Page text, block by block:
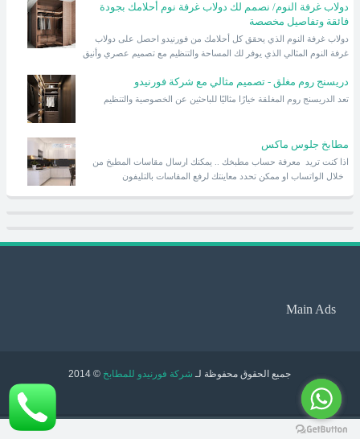
دولاب غرفة النوم/ نصمم لك دولاب غرفة نوم أحلامك بجودة
فائقة وتفاصيل مخصصة
غرفة النوم المثالي الذي يوفر لك المساحة والتنظيم مع تصميم عصري وأنيق
دريسنج روم مغلق - تصميم مثالي مع شركة فورنيدو
تعد الدريسنج روم المغلقة خيارًا مثاليًا للباحثين عن الخصوصية والتنظيم
مطابخ جلوس ماكس
اذا كنت تريد معرفة حساب مطبخك .. يمكنك ارسال مقاسات المطبخ من
Main Ads
جميع الحقوق محفوظة لـ شركة فورنيدو للمطابخ © 2014